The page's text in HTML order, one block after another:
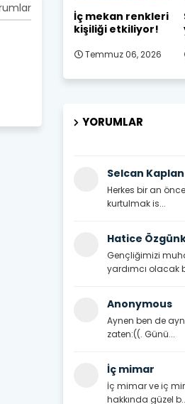
İç mekan renkleri
kişiliği etkiliyor!
Temmuz 06, 2026
YORUMLAR
Selcan Kaplan
Herkes bir an
kurtulmak is...
Hatice
Gençliğimizi
yardımcı olacak
Anonymous
Aynen ben de
zaten:((. Günü...
İç mimar
İç mimar ve iç
hakkında güzel